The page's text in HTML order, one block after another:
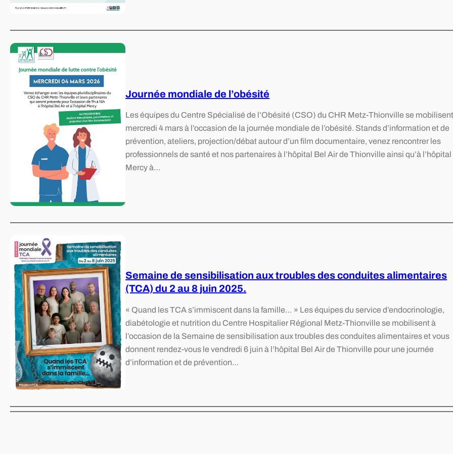
Journée mondiale de l’obésité
Les équipes du Centre Spécialisé de l’Obésité (CSO) du CHR Metz-Thionville se
mercredi 4 mars à l’occasion de la journée mondiale de l’obésité. Stands d’information et de
prévention, ateliers, projection/débat autour d’un film documentaire, venez rencontrer les
professionnels de santé et nos partenaires à l’hôpital Bel Air de Thionville ainsi qu’à l’hôpital
Mercy à…
Semaine de sensibilisation aux troubles des conduites alimentaires
(TCA) du 2 au 8 juin 2025.
« Quand les TCA s’immiscent dans la famille… » Les équipes du service d’endocrinologie,
diabétologie et nutrition du Centre Hospitalier Régional Metz-Thionville se mobilisent à
l’occasion de la Semaine de sensibilisation aux troubles des conduites alimentaires et vous
donnent rendez-vous le vendredi 6 juin à l’hôpital Bel Air de Thionville pour une journée
d’information et de prévention…